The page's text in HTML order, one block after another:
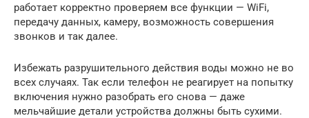
работает корректно проверяем все функции — WiFi,
передачу данных, камеру, возможность совершения
звонков и так далее.
Избежать разрушительного действия воды можно не во
всех случаях. Так если телефон не реагирует на попытку
включения нужно разобрать его снова — даже
мельчайшие детали устройства должны быть сухими.